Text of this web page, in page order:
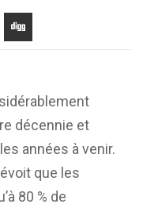
décennie et
années à venir.
que les
80 % de